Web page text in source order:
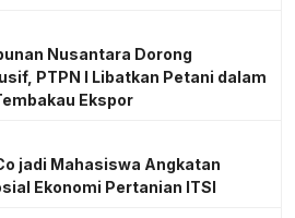
Nusantara Dorong
PTPN I Libatkan Petani dalam
Ekspor
jadi Mahasiswa Angkatan
Ekonomi Pertanian ITSI